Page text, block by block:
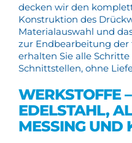
decken wir den
Konstruktion des
Materialauswahl und
zur Endbearbeitung
erhalten Sie alle
Schnittstellen, ohne
WERKSTOFFE
EDELSTAHL,
MESSING UND